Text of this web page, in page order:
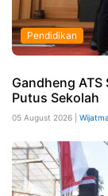
Pendidikan
Gandheng
Putus Sekolah
05 August 2026 |